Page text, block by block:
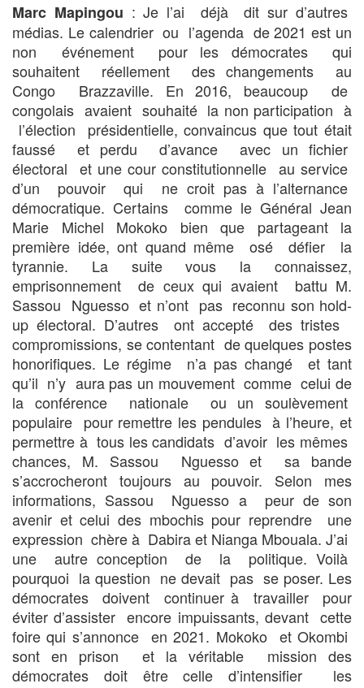
Marc Mapingou : Je l’ai déjà dit sur d’autres
médias. Le calendrier ou l’agenda de 2021 est un
non événement pour les démocrates qui
souhaitent réellement des changements au
Congo Brazzaville. En 2016, beaucoup de
congolais avaient souhaité la non participation à
l’élection présidentielle, convaincus que tout était
faussé et perdu d’avance avec un fichier
électoral et une cour constitutionnelle au service
d’un pouvoir qui ne croit pas à l’alternance
démocratique. Certains comme le Général Jean
Marie Michel Mokoko bien que partageant la
première idée, ont quand même osé défier la
tyrannie. La suite vous la connaissez,
emprisonnement de ceux qui avaient battu M.
Sassou Nguesso et n’ont pas reconnu son hold-
up électoral. D’autres ont accepté des tristes
compromissions, se contentant de quelques postes
honorifiques. Le régime n’a pas changé et tant
qu’il n’y aura pas un mouvement comme celui de
la conférence nationale ou un soulèvement
populaire pour remettre les pendules à l’heure, et
permettre à tous les candidats d’avoir les mêmes
chances, M. Sassou Nguesso et sa bande
s’accrocheront toujours au pouvoir. Selon mes
informations, Sassou Nguesso a peur de son
avenir et celui des mbochis pour reprendre une
expression chère à Dabira et Nianga Mbouala. J’ai
une autre conception de la politique. Voilà
pourquoi la question ne devait pas se poser. Les
démocrates doivent continuer à travailler pour
éviter d’assister encore impuissants, devant cette
foire qui s’annonce en 2021. Mokoko et Okombi
sont en prison et la véritable mission des
démocrates doit être celle d’intensifier les